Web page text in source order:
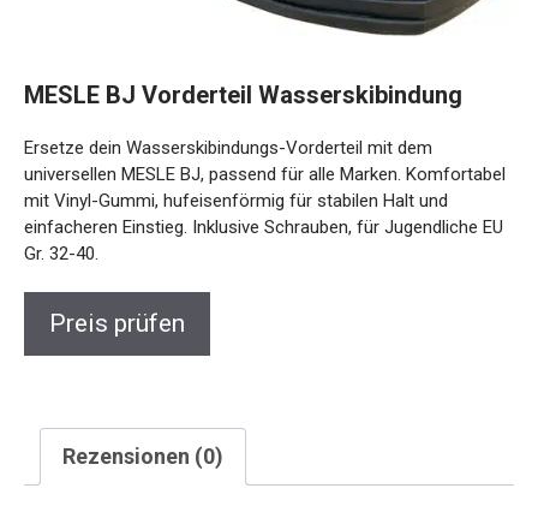
MESLE BJ Vorderteil Wasserskibindung
Ersetze dein Wasserskibindungs-Vorderteil mit dem
universellen MESLE BJ, passend für alle Marken. Komfortabel
mit Vinyl-Gummi, hufeisenförmig für stabilen Halt und
einfacheren Einstieg. Inklusive Schrauben, für Jugendliche EU
Gr. 32-40.
Preis prüfen
Rezensionen (0)